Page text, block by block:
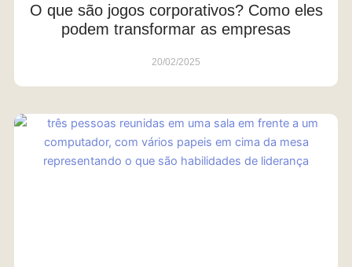
O que são jogos corporativos? Como eles
podem transformar as empresas
20/02/2025